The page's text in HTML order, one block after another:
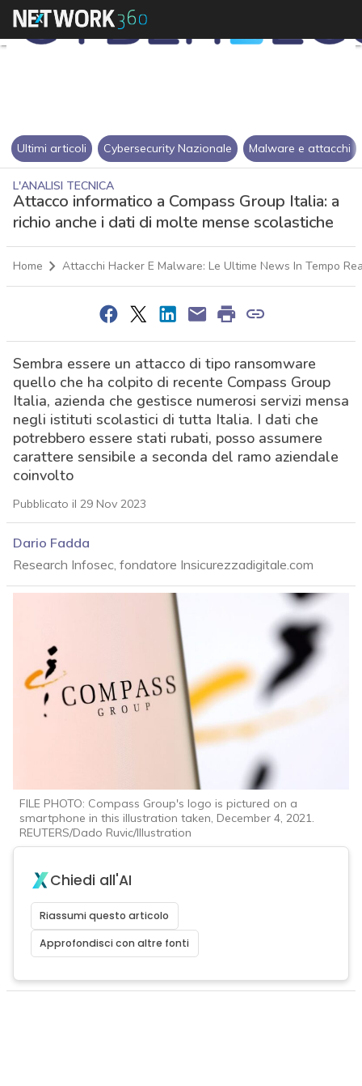
Ultimi articoli Cybersecurity Nazionale Malware e attacchi
L'ANALISI TECNICA
Attacco informatico a Compass Group Italia: a
richio anche i dati di molte mense scolastiche
Home Attacchi Hacker E Malware: Le Ultime News In Tempo
Sembra essere un attacco di tipo ransomware
quello che ha colpito di recente Compass Group
Italia, azienda che gestisce numerosi servizi mensa
negli istituti scolastici di tutta Italia. I dati che
potrebbero essere stati rubati, posso assumere
carattere sensibile a seconda del ramo aziendale
coinvolto
Pubblicato il 29 Nov 2023
Dario Fadda
Research Infosec, fondatore Insicurezzadigitale.com
FILE PHOTO: Compass Group's logo is pictured on a
smartphone in this illustration taken, December 4, 2021.
REUTERS/Dado Ruvic/Illustration
Chiedi all'AI
Riassumi questo articolo
Approfondisci con altre fonti